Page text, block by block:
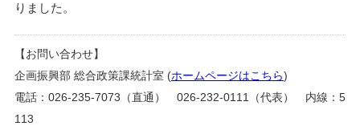
りました。
【お問い合わせ】
企画振興部 総合政策課統計室 (ホームページはこちら)
電話：026-235-7073（直通） 026-232-0111（代表） 内線：5
113